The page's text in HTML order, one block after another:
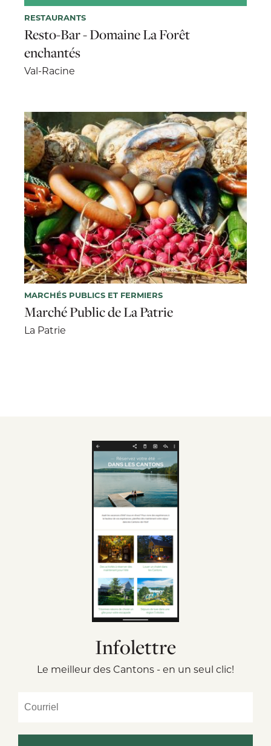
RESTAURANTS
Resto-Bar - Domaine La Forêt
enchantés
Val-Racine
MARCHÉS PUBLICS ET FERMIERS
Marché Public de La Patrie
La Patrie
Infolettre
Le meilleur des Cantons - en un seul clic!